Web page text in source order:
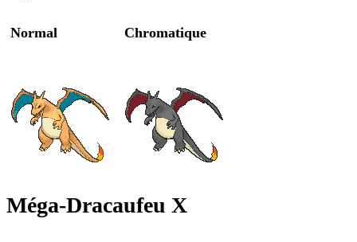
Normal Chromatique
Méga-Dracaufeu X